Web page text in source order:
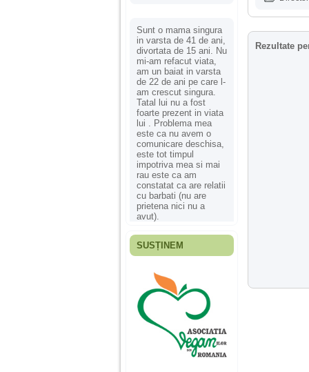
Sunt o mama singura
in varsta de 41 de ani,
divortata de 15 ani. Nu
mi-am refacut viata,
am un baiat in varsta
de 22 de ani pe care l-
am crescut singura.
Tatal lui nu a fost
foarte prezent in viata
lui . Problema mea
este ca nu avem o
comunicare deschisa,
este tot timpul
impotriva mea si mai
rau este ca am
constatat ca are relatii
cu barbati (nu are
prietena nici nu a
avut).
Fiica mea s-a nascut
ani, privind in urma
realizez cat de multe
greseli am facut in
educatia si cresterea
ei, am fost o mama
egoista, preocupata
de implinirea
profesionala, cand ea
era mica am neglijat-
SUSȚINEM
Rezultate